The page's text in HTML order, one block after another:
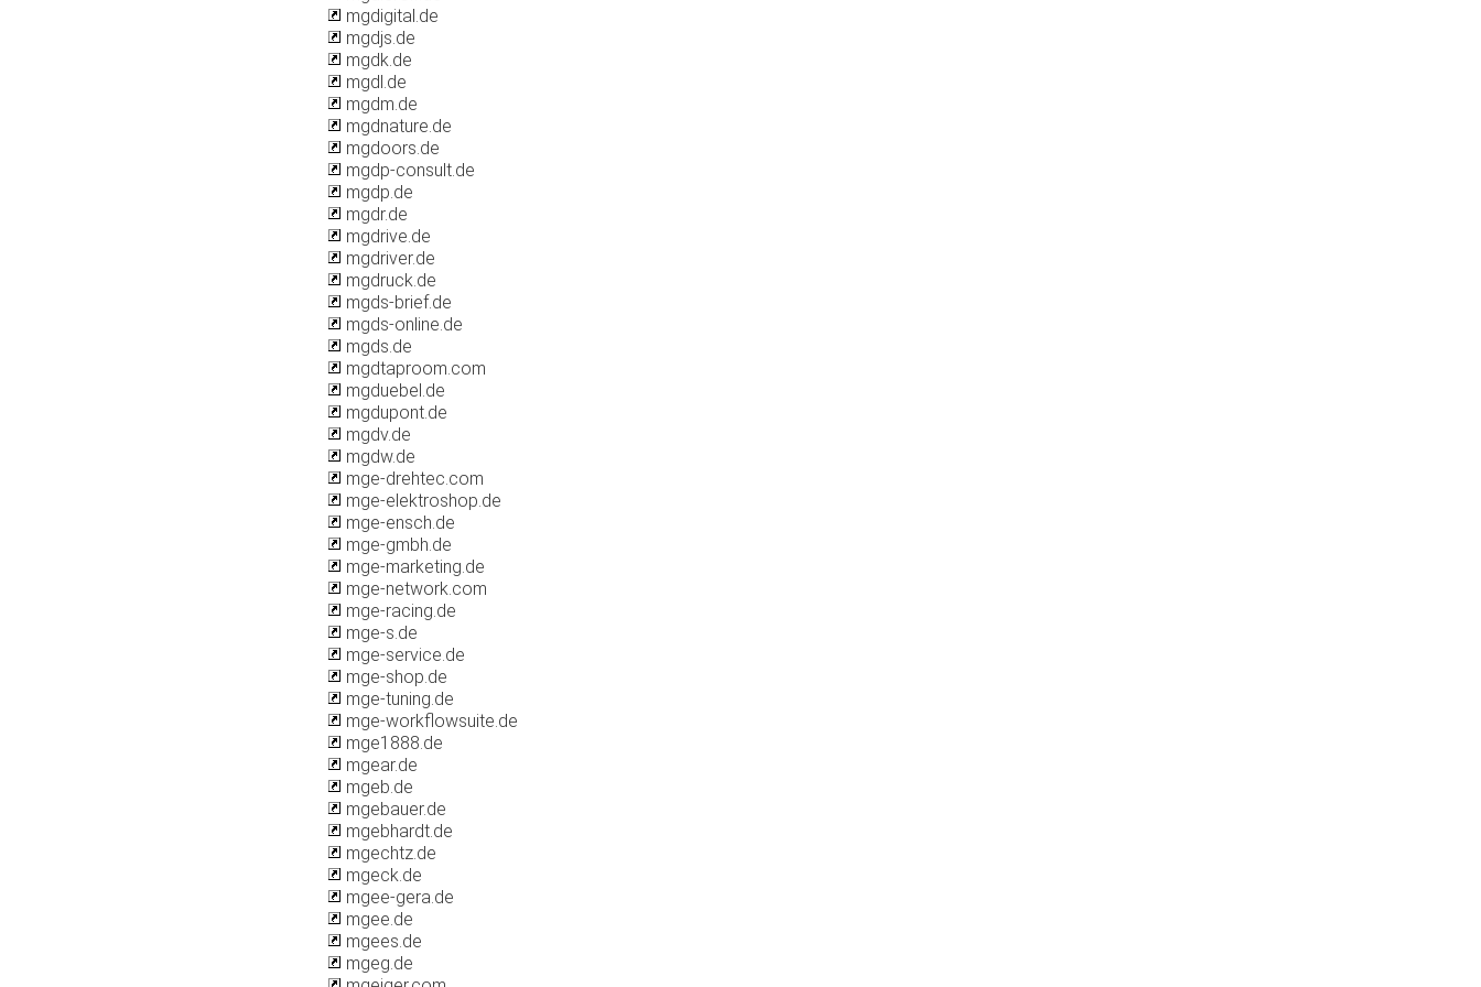
mgdigital.de
mgdjs.de
mgdk.de
mgdl.de
mgdm.de
mgdnature.de
mgdoors.de
mgdp-consult.de
mgdp.de
mgdr.de
mgdrive.de
mgdriver.de
mgdruck.de
mgds-brief.de
mgds-online.de
mgds.de
mgdtaproom.com
mgduebel.de
mgdupont.de
mgdv.de
mgdw.de
mge-drehtec.com
mge-elektroshop.de
mge-ensch.de
mge-gmbh.de
mge-marketing.de
mge-network.com
mge-racing.de
mge-s.de
mge-service.de
mge-shop.de
mge-tuning.de
mge-workflowsuite.de
mge1888.de
mgear.de
mgeb.de
mgebauer.de
mgebhardt.de
mgechtz.de
mgeck.de
mgee-gera.de
mgee.de
mgees.de
mgeg.de